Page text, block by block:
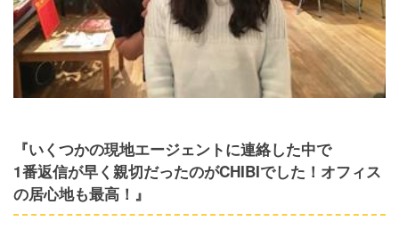
『いくつかの現地エージェントに連絡した中で
1番返信が早く親切だったのがCHIBIでした！オフィス
の居心地も最高！』